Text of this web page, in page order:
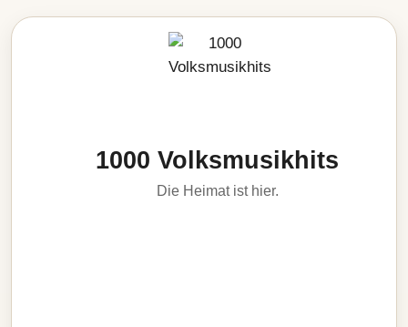
1000 Volksmusikhits
Die Heimat ist hier.